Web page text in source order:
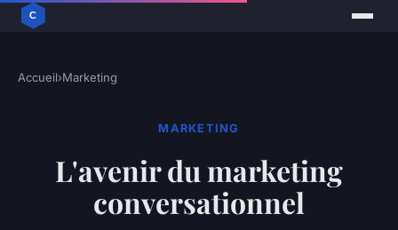
Accueil›Marketing
MARKETING
L'avenir du marketing
conversationnel